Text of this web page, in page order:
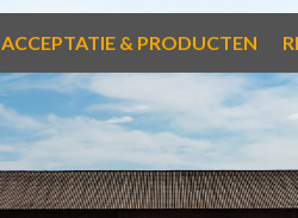
ACCEPTATIE & PRODUCTEN